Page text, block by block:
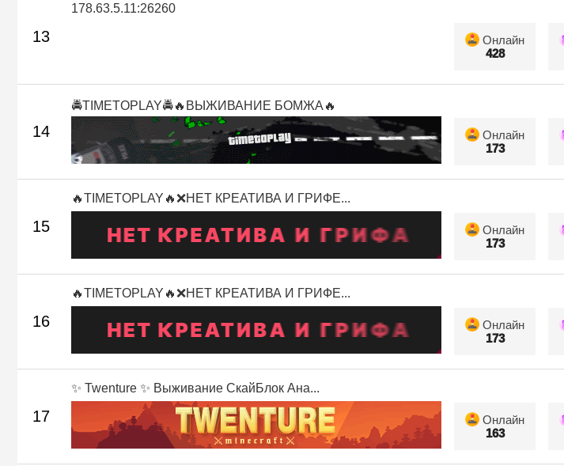
13
178.63.5.11:26260
Онлайн
428
14
🚔TIMETOPLAY🚔🔥ВЫЖИВАНИЕ БОМЖА🔥
Онлайн
173
15
🔥TIMETOPLAY🔥❌НЕТ КРЕАТИВА И ГРИФЕ...
Онлайн
173
16
🔥TIMETOPLAY🔥❌НЕТ КРЕАТИВА И ГРИФЕ...
Онлайн
173
17
✨ Twenture ✨ Выживание СкайБлок Ана...
Онлайн
163